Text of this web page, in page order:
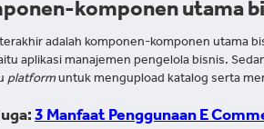
komponen utama
adalah komponen-komponen utama
aplikasi manajemen pengelola bisnis.
platformuntuk mengupload katalog serta
3 Manfaat Penggunaan E